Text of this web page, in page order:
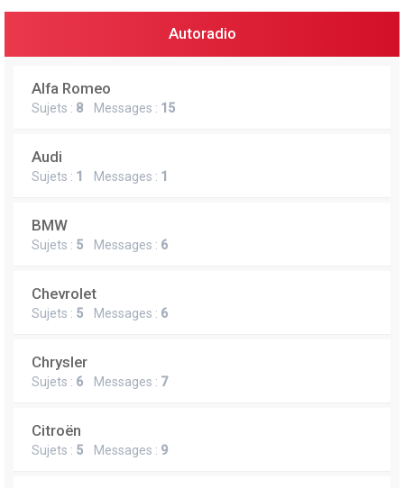
Autoradio
Alfa Romeo
Sujets : 8 Messages : 15
Audi
Sujets : 1 Messages : 1
BMW
Sujets : 5 Messages : 6
Chevrolet
Sujets : 5 Messages : 6
Chrysler
Sujets : 6 Messages : 7
Citroën
Sujets : 5 Messages : 9